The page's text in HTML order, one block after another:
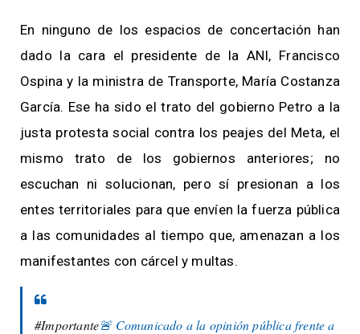
En ninguno de los espacios de concertación han
dado la cara el presidente de la ANI, Francisco
Ospina y la ministra de Transporte, María Costanza
García. Ese ha sido el trato del gobierno Petro a la
justa protesta social contra los peajes del Meta, el
mismo trato de los gobiernos anteriores; no
escuchan ni solucionan, pero sí presionan a los
entes territoriales para que envíen la fuerza pública
a las comunidades al tiempo que, amenazan a los
manifestantes con cárcel y multas.
#Importante🚨 Comunicado a la opinión pública frente a